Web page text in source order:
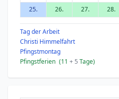
25.
26. 27. 28.
Tag der Arbeit
Christi Himmelfahrt
Pfingstmontag
Pfingstferien (11 + 5 Tage)